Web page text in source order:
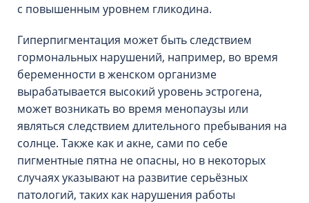
с повышенным уровнем гликодина.
Гиперпигментация может быть следствием
гормональных нарушений, например, во время
беременности в женском организме
вырабатывается высокий уровень эстрогена,
может возникать во время менопаузы или
являться следствием длительного пребывания на
солнце. Также как и акне, сами по себе
пигментные пятна не опасны, но в некоторых
случаях указывают на развитие серьёзных
патологий, таких как нарушения работы